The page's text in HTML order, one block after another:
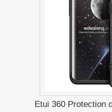
Etui 360 Protection